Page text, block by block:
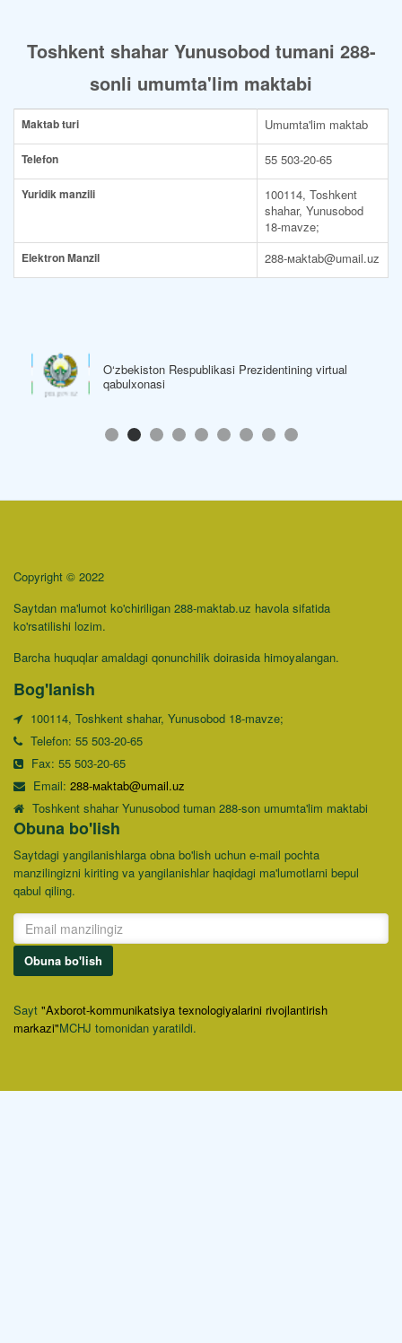
Toshkent shahar Yunusobod tumani 288-
sonli umumta'lim maktabi
Maktab turi Umumta'lim maktab
Telefon 55 503-20-65
Yuridik manzili
100114, Toshkent
shahar, Yunusobod
18-mavze;
Elektron Manzil 288-маktab@umail.uz
O‘zbekiston Respublikasi Hukumat Portali
Copyright © 2022
Saytdan ma'lumot ko'chiriligan 288-maktab.uz havola sifatida
ko'rsatilishi lozim.
Barcha huquqlar amaldagi qonunchilik doirasida himoyalangan.
Bog'lanish
100114, Toshkent shahar, Yunusobod 18-mavze;
Telefon: 55 503-20-65
Fax: 55 503-20-65
Email:288-маktab@umail.uz
Toshkent shahar Yunusobod tuman 288-son umumta'lim maktabi
Obuna bo'lish
Saytdagi yangilanishlarga obna bo'lish uchun e-mail pochta
manzilingizni kiriting va yangilanishlar haqidagi ma'lumotlarni bepul
qabul qiling.
Obuna bo'lish
Sayt "Axborot-kommunikatsiya texnologiyalarini rivojlantirish
markazi"MCHJ tomonidan yaratildi.